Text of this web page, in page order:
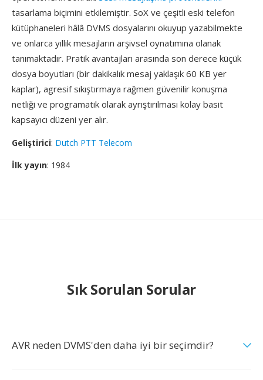
tasarlama biçimini etkilemiştir. SoX ve çeşitli eski telefon
kütüphaneleri hâlâ DVMS dosyalarını okuyup yazabilmekte
ve onlarca yıllık mesajların arşivsel oynatımına olanak
tanımaktadır. Pratik avantajları arasında son derece küçük
dosya boyutları (bir dakikalık mesaj yaklaşık 60 KB yer
kaplar), agresif sıkıştırmaya rağmen güvenilir konuşma
netliği ve programatik olarak ayrıştırılması kolay basit
kapsayıcı düzeni yer alır.
Geliştirici: Dutch PTT Telecom
İlk yayın: 1984
Sık Sorulan Sorular
AVR neden DVMS'den daha iyi bir seçimdir?